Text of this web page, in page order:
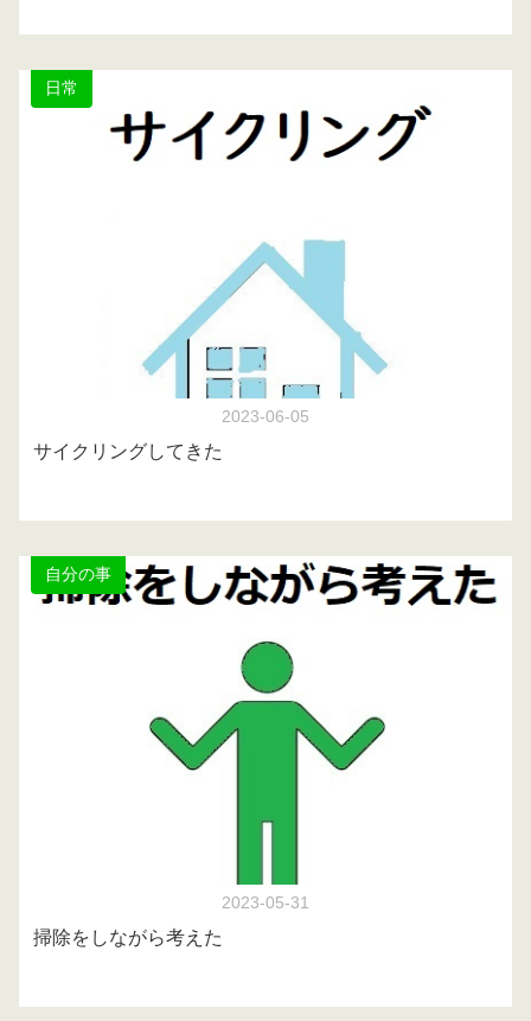
日常
2023-06-05
サイクリングしてきた
自分の事
2023-05-31
掃除をしながら考えた